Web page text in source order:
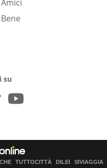
Amici
Bene
su
TUTTOCITTÀ DILEI SIVIAGGIA